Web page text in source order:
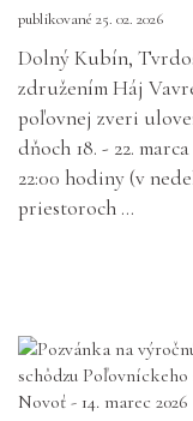
publikované 25. 02. 2026
Dolný Kubín,
združením Háj
poľovnej zveri
dňoch 18. - 22.
22:00 hodiny (v
priestoroch ...